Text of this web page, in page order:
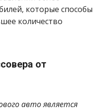
которые способы
количество
от
авто является